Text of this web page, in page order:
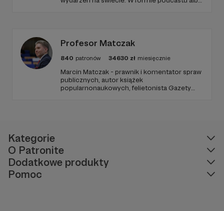
Profesor Matczak
840 patronów 34630 zł miesięcznie
Marcin Matczak - prawnik i komentator spraw
publicznych, autor książek
popularnonaukowych, felietonista Gazety
Kategorie
O Patronite
Dodatkowe produkty
Pomoc